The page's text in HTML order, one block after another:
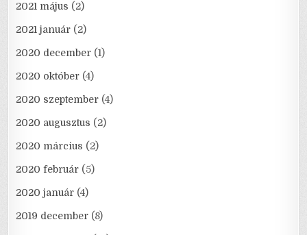
2021 május (2)
2021 január (2)
2020 december (1)
2020 október (4)
2020 szeptember (4)
2020 augusztus (2)
2020 március (2)
2020 február (5)
2020 január (4)
2019 december (8)